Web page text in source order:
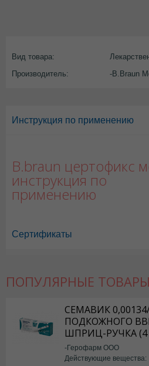
Вид товара:
Производитель:
-B.Braun
Инструкция по применению
B.braun цертофикс
инструкция по
применению
Сертификаты
ПОПУЛЯРНЫЕ ТОВАРЫ
СЕМАВИК
ПОДКОЖНОГО
ШПРИЦ-РУЧКА
-Герофарм ООО
Действующие вещества: